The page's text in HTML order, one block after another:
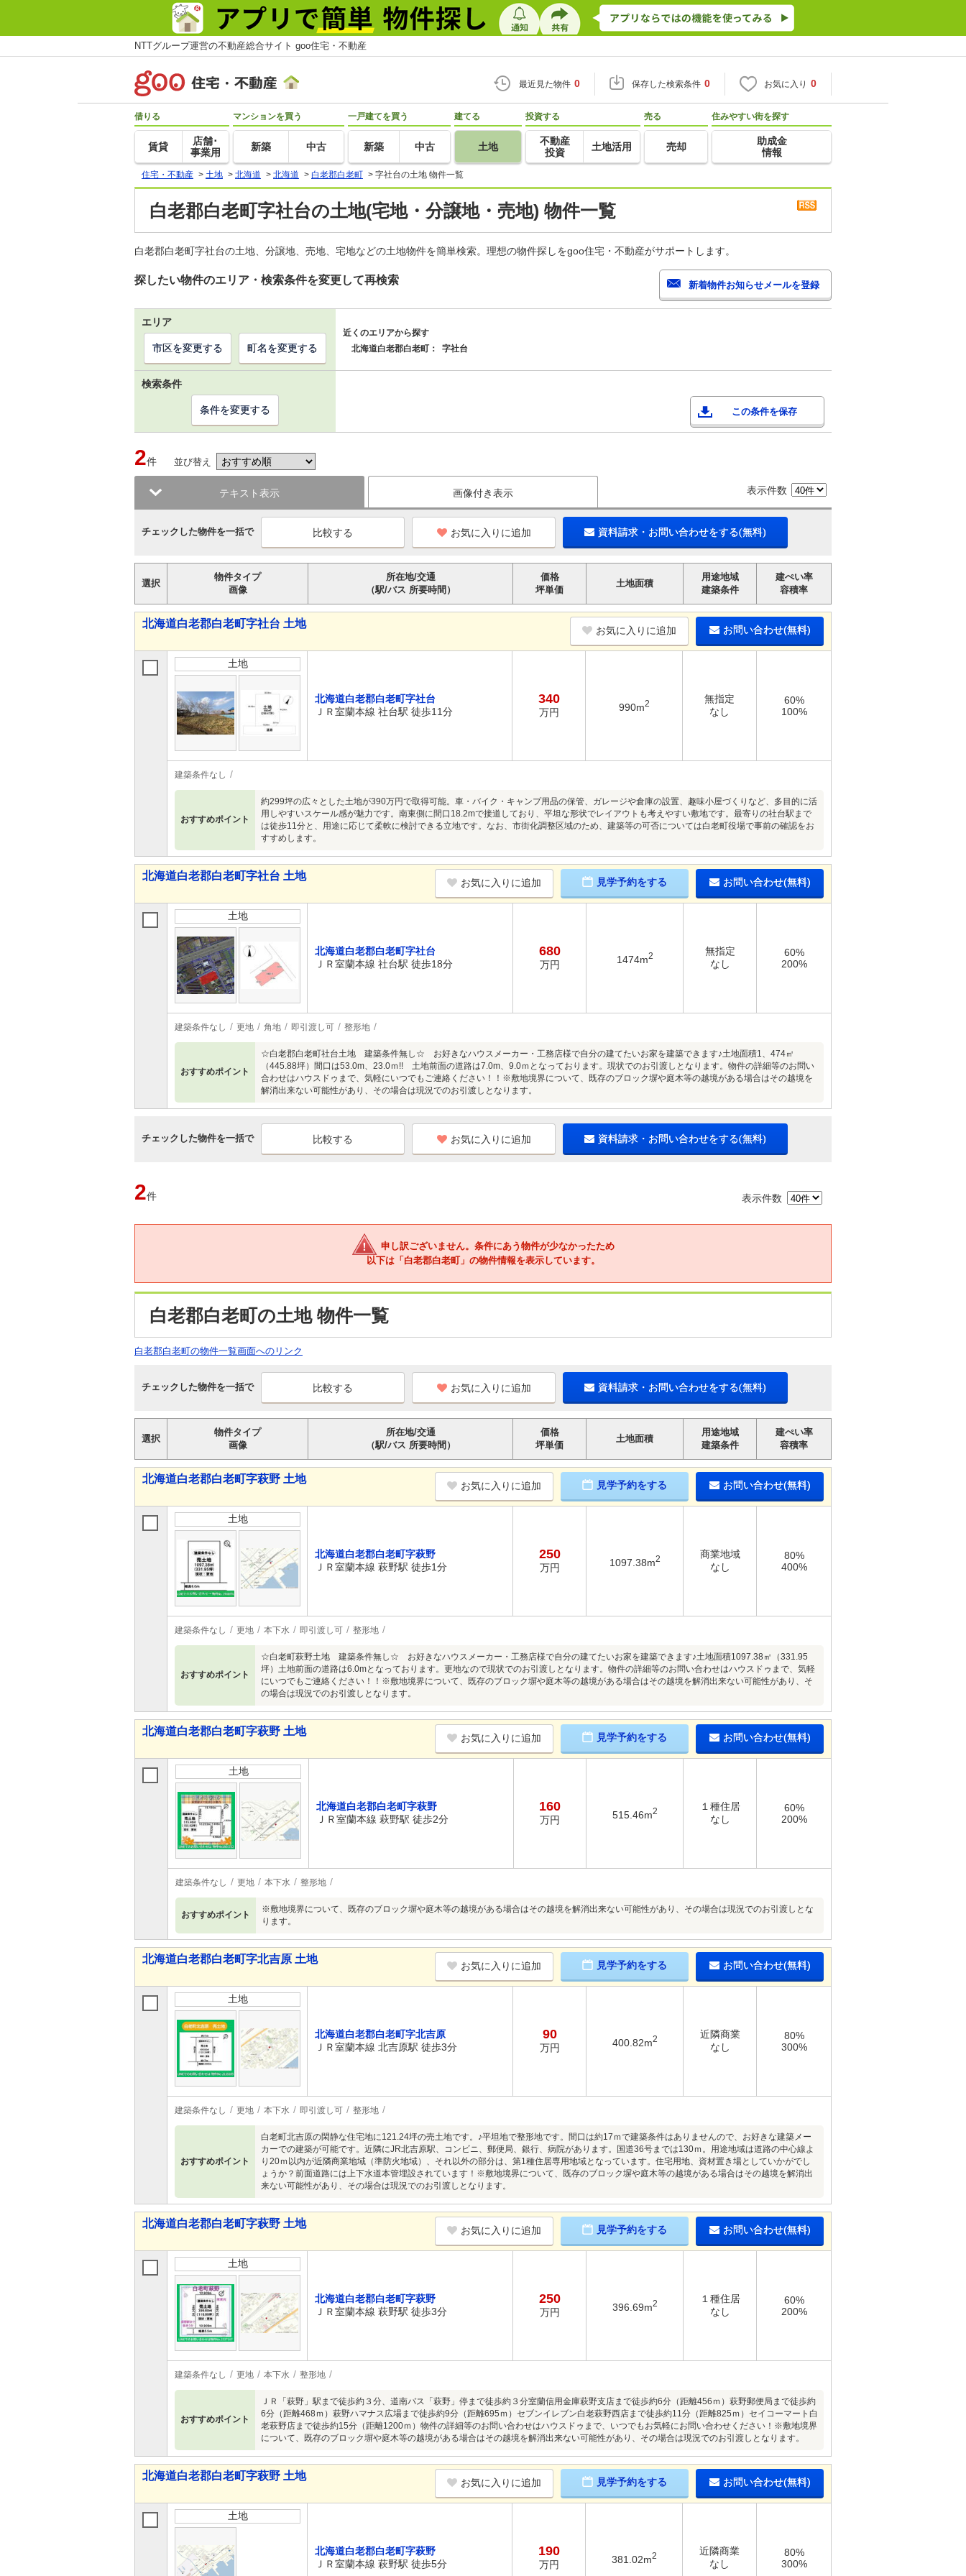
NTTグループ運営の不動産総合サイト goo住宅・不動産
最近見た物件 0 保存した検索条件 0 お気に入り 0
借りる
賃貸
店舗･
事業用
マンションを買う
新築 中古
一戸建てを買う
新築 中古
建てる
土地
投資する
不動産
投資
土地活用
売る
売却
住みやすい街を探す
助成金
情報
住宅・不動産 > 土地 > 北海道 > 北海道 > 白老郡白老町 > 字社台の土地 物件一覧
白老郡白老町字社台の土地(宅地・分譲地・売地) 物件一覧
白老郡白老町字社台の土地、分譲地、売地、宅地などの土地物件を簡単検索。理想の物件探しをgoo住宅・不動産がサポートします。
探したい物件のエリア・検索条件を変更して再検索
エリア
近くのエリアから探す
北海道白老郡白老町：
字社台
市区を変更する 町名を変更する
検索条件
この条件を保存
条件を変更する
2件 並び替え
テキスト表示 画像付き表示 表示件数
チェックした物件を一括で お気に入りに追加 資料請求・お問い合わせをする(無料)
選択
物件タイプ
画像
所在地/交通
（駅/バス 所要時間）
価格
坪単価
土地面積
用途地域
建築条件
建ぺい率
容積率
北海道白老郡白老町字社台 土地
お気に入りに追加 お問い合わせ(無料)
土地
北海道白老郡白老町字社台
ＪＲ室蘭本線 社台駅 徒歩11分
340
万円 990m2
無指定
なし
60%
100%
建築条件なし
おすすめポイント
約299坪の広々とした土地が390万円で取得可能。車・バイク・キャンプ用品の保管、ガレージや倉庫の設置、趣味小屋づくりなど、多目的に活
用しやすいスケール感が魅力です。南東側に間口18.2mで接道しており、平坦な形状でレイアウトも考えやすい敷地です。最寄りの社台駅まで
は徒歩11分と、用途に応じて柔軟に検討できる立地です。なお、市街化調整区域のため、建築等の可否については白老町役場で事前の確認をお
すすめします。
北海道白老郡白老町字社台 土地
お気に入りに追加 見学予約をする お問い合わせ(無料)
土地
北海道白老郡白老町字社台
ＪＲ室蘭本線 社台駅 徒歩18分
680
万円 1474m2
無指定
なし
60%
200%
建築条件なし 更地 角地 即引渡し可 整形地
おすすめポイント
☆白老郡白老町社台土地 建築条件無し☆ お好きなハウスメーカー・工務店様で自分の建てたいお家を建築できます♪土地面積1、474㎡
（445.88坪）間口は53.0m、23.0ｍ!! 土地前面の道路は7.0m、9.0ｍとなっております。現状でのお引渡しとなります。物件の詳細等のお問い
合わせはハウスドゥまで、気軽にいつでもご連絡ください！！※敷地境界について、既存のブロック塀や庭木等の越境がある場合はその越境を
解消出来ない可能性があり、その場合は現況でのお引渡しとなります。
チェックした物件を一括で お気に入りに追加 資料請求・お問い合わせをする(無料)
2件 表示件数
申し訳ございません。条件にあう物件が少なかったため
以下は「白老郡白老町」の物件情報を表示しています。
白老郡白老町の土地 物件一覧
白老郡白老町の物件一覧画面へのリンク
チェックした物件を一括で お気に入りに追加 資料請求・お問い合わせをする(無料)
選択
物件タイプ
画像
所在地/交通
（駅/バス 所要時間）
価格
坪単価
土地面積
用途地域
建築条件
建ぺい率
容積率
北海道白老郡白老町字萩野 土地
お気に入りに追加 見学予約をする お問い合わせ(無料)
土地
北海道白老郡白老町字萩野
ＪＲ室蘭本線 萩野駅 徒歩1分
250
万円 1097.38m2
商業地域
なし
80%
400%
建築条件なし 更地 本下水 即引渡し可 整形地
おすすめポイント
☆白老町萩野土地 建築条件無し☆ お好きなハウスメーカー・工務店様で自分の建てたいお家を建築できます♪土地面積1097.38㎡（331.95
坪）土地前面の道路は6.0mとなっております。更地なので現状でのお引渡しとなります。物件の詳細等のお問い合わせはハウスドゥまで、気軽
にいつでもご連絡ください！！※敷地境界について、既存のブロック塀や庭木等の越境がある場合はその越境を解消出来ない可能性があり、そ
の場合は現況でのお引渡しとなります。
北海道白老郡白老町字萩野 土地
お気に入りに追加 見学予約をする お問い合わせ(無料)
土地
北海道白老郡白老町字萩野
ＪＲ室蘭本線 萩野駅 徒歩2分
160
万円 515.46m2
１種住居
なし
60%
200%
建築条件なし 更地 本下水 整形地
おすすめポイント
※敷地境界について、既存のブロック塀や庭木等の越境がある場合はその越境を解消出来ない可能性があり、その場合は現況でのお引渡しとな
ります。
北海道白老郡白老町字北吉原 土地
お気に入りに追加 見学予約をする お問い合わせ(無料)
土地
北海道白老郡白老町字北吉原
ＪＲ室蘭本線 北吉原駅 徒歩3分
90
万円 400.82m2
近隣商業
なし
80%
300%
建築条件なし 更地 本下水 即引渡し可 整形地
おすすめポイント
白老町北吉原の閑静な住宅地に121.24坪の売土地です。♪平坦地で整形地です。間口は約17ｍで建築条件はありませんので、お好きな建築メー
カーでの建築が可能です。近隣にJR北吉原駅、コンビニ、郵便局、銀行、病院があります。国道36号までは130ｍ。用途地域は道路の中心線よ
り20ｍ以内が近隣商業地域（準防火地域）、それ以外の部分は、第1種住居専用地域となっています。住宅用地、資材置き場としていかがでし
ょうか？前面道路には上下水道本管埋設されています！※敷地境界について、既存のブロック塀や庭木等の越境がある場合はその越境を解消出
来ない可能性があり、その場合は現況でのお引渡しとなります。
北海道白老郡白老町字萩野 土地
お気に入りに追加 見学予約をする お問い合わせ(無料)
土地
北海道白老郡白老町字萩野
ＪＲ室蘭本線 萩野駅 徒歩3分
250
万円 396.69m2
１種住居
なし
60%
200%
建築条件なし 更地 本下水 整形地
おすすめポイント
ＪＲ「萩野」駅まで徒歩約３分、道南バス「萩野」停まで徒歩約３分室蘭信用金庫萩野支店まで徒歩約6分（距離456ｍ）萩野郵便局まで徒歩約
6分（距離468ｍ）萩野ハマナス広場まで徒歩約9分（距離695ｍ）セブンイレブン白老萩野西店まで徒歩約11分（距離825ｍ）セイコーマート白
老萩野店まで徒歩約15分（距離1200ｍ）物件の詳細等のお問い合わせはハウスドゥまで、いつでもお気軽にお問い合わせください！※敷地境界
について、既存のブロック塀や庭木等の越境がある場合はその越境を解消出来ない可能性があり、その場合は現況でのお引渡しとなります。
北海道白老郡白老町字萩野 土地
お気に入りに追加 見学予約をする お問い合わせ(無料)
土地
北海道白老郡白老町字萩野
ＪＲ室蘭本線 萩野駅 徒歩5分
190
万円 381.02m2
近隣商業
なし
80%
300%